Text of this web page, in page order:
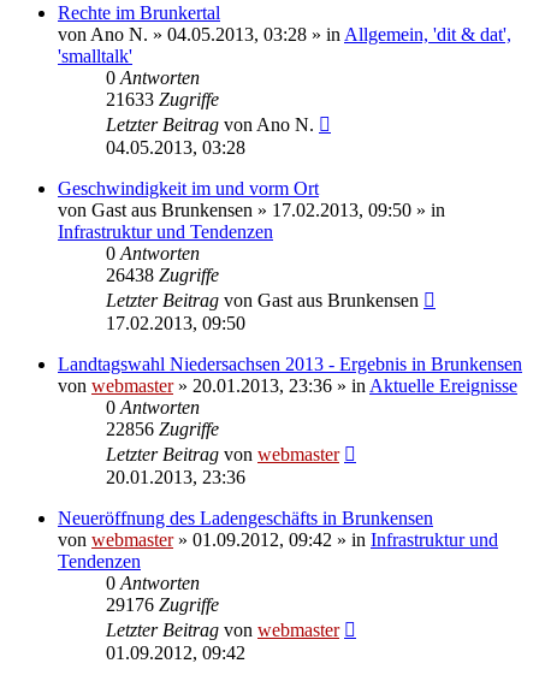
Rechte im Brunkertal
von Ano N. » 04.05.2013, 03:28 » in Allgemein, 'dit & dat',
'smalltalk'
0 Antworten
21633 Zugriffe
Letzter Beitrag von Ano N.
04.05.2013, 03:28
Geschwindigkeit im und vorm Ort
von Gast aus Brunkensen » 17.02.2013, 09:50 » in
Infrastruktur und Tendenzen
0 Antworten
26438 Zugriffe
Letzter Beitrag von Gast aus Brunkensen
17.02.2013, 09:50
Landtagswahl Niedersachsen 2013 - Ergebnis in Brunkensen
von webmaster» 20.01.2013, 23:36 » in Aktuelle Ereignisse
0 Antworten
22856 Zugriffe
Letzter Beitrag von webmaster
20.01.2013, 23:36
Neueröffnung des Ladengeschäfts in Brunkensen
von webmaster» 01.09.2012, 09:42 » in Infrastruktur und
Tendenzen
0 Antworten
29176 Zugriffe
Letzter Beitrag von webmaster
01.09.2012, 09:42